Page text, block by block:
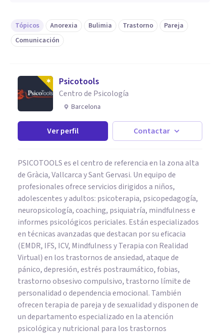
Tópicos Anorexia Bulimia Trastorno
Pareja
Comunicación
Psicotools
Centro de Psicología
Barcelona
Ver perfil Contactar
PSICOTOOLS es el centro de referencia en la zona alta
de Gràcia, Vallcarca y Sant Gervasi. Un equipo de
profesionales ofrece servicios dirigidos a niños,
adolescentes y adultos: psicoterapia, psicopedagogía,
neuropsicología, coaching, psiquiatría, mindfulness e
informes psicológicos periciales. Están especializados
en técnicas avanzadas que destacan por su eficacia
(EMDR, IFS, ICV, Mindfulness y Terapia con Realidad
Virtual) en los trastornos de ansiedad, ataque de
pánico, depresión, estrés postraumático, fobias,
trastorno obsesivo compulsivo, trastorno límite de
personalidad o dependencia emocional. También
ofrecen terapia de pareja y de sexualidad y disponen de
un departamento especializado en la atención
psicológica y nutricional para los trastornos